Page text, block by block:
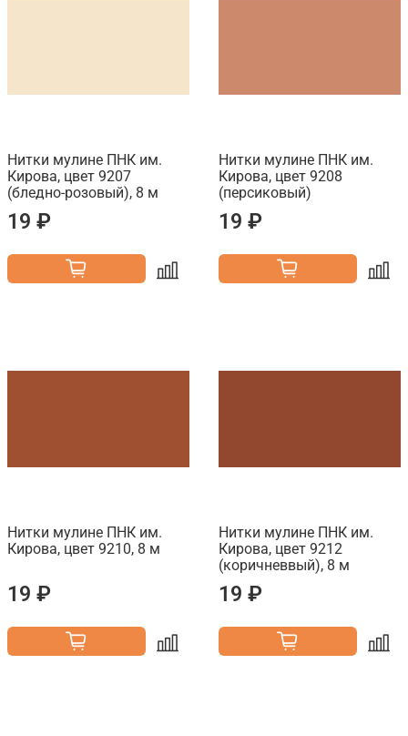
Нитки мулине ПНК им.
Кирова, цвет 9207
(бледно-розовый), 8 м
19 ₽
Нитки мулине ПНК им.
Кирова, цвет 9208
(персиковый)
19 ₽
Нитки мулине ПНК им.
Кирова, цвет 9210, 8 м
19 ₽
Нитки мулине ПНК им.
Кирова, цвет 9212
(коричневвый), 8 м
19 ₽